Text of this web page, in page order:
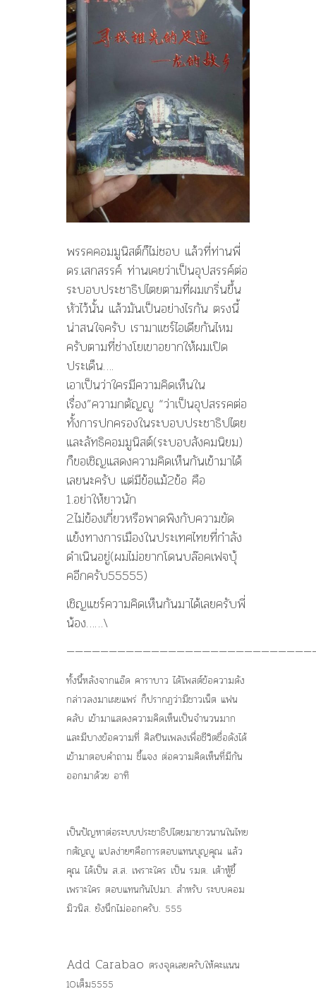
พรรคคอมมูนิสต์ก็ไม่ชอบ แล้วที่ท่านพี่
ดร.เสกสรรค์ ท่านเคยว่าเป็นอุปสรรค์ต่อ
ระบอบประชาธิปไตยตามที่ผมเกริ่นขึ้น
หัวไว้นั้น แล้วมันเป็นอย่างไรกัน ตรงนี้
น่าสนใจครับ เรามาเเชร์ไอเดียกันไหม
ครับตามที่ช่างโยเขาอยากให้ผมเปิด
ประเด็น….
เอาเป็นว่าใครมีความคิดเห็นใน
เรื่อง”ความกตัญญู “ว่าเป็นอุปสรรคต่อ
ทั้งการปกครองในระบอบประชาธิปไตย
และลัทธิคอมมูนิสต์(ระบอบสังคมนิยม)
ก็ขอเชิญแสดงความคิดเห็นกันเข้ามาได้
เลยนะครับ แต่มีข้อแม้2ข้อ คือ
1.อย่าให้ยาวนัก
2.ไม่ข้องเกี่ยวหรือพาดพิงกับความขัด
แย้งทางการเมืองในประเทศไทยที่กำลัง
ดำเนินอยู่(ผมไม่อยากโดนบล๊อคเฟจบุ้
คอีกครับ55555)
เชิญแชร์ความคิดเห็นกันมาได้เลยครับพี่
น้อง……\
ทั้งนี้หลังจากแอ๊ด คาราบาว ได้โพสต์ข้อความดัง
กล่าวลงมาเผยแพร่ ก็ปรากฏว่ามีชาวเน็ต แฟน
คลับ เข้ามาแสดงความคิดเห็นเป็นจำนวนมาก
และมีบางข้อความที่ ศิลปินเพลงเพื่อชีวิตชื่อดังได้
เข้ามาตอบคำถาม ชี้แจง ต่อความคิดเห็นที่มีกัน
ออกมาด้วย อาทิ
เป็นปัญหาต่อระบบประชาธิปไตยมายาวนานในไทย
กตัญญู แปลง่ายๆคือการตอบแทนบุญคุณ แล้ว
คุณ ได้เป็น ส.ส. เพราะใคร เป็น รมต. เต้าหู้ยี้
เพราะใคร ตอบแทนกันไปมา. สำหรับ ระบบคอม
มิวนิส. ยังนึกไม่ออกครับ. 555
Add Carabao ตรงจุดเลยครับให้คะเเนน
10เต็ม5555